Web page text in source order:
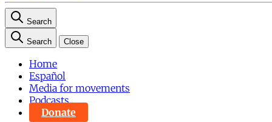
Search
Search Close
Home
Español
Media for movements
Podcasts
Donate